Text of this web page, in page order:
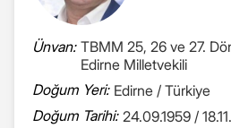
Ünvan: TBMM 25, 26 ve 27.
Edirne Milletvekili
Doğum Yeri: Edirne / Türkiye
Doğum Tarihi: 24.09.1959 /